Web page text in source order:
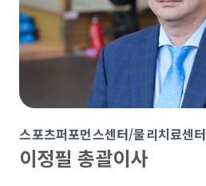
스포츠퍼포먼스센터/물리치료센터
이정필 총괄이사